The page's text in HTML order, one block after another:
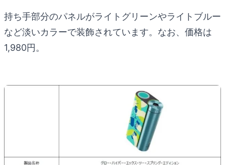
持ち手部分のパネルがライトグリーンやライトブルー
など淡いカラーで装飾されています。なお、価格は
1,980円。